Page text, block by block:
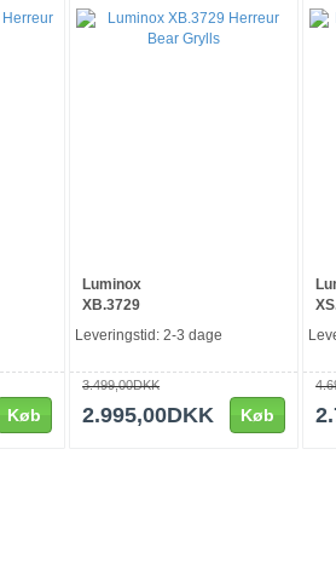
Køb
Luminox
XB.3729
Leveringstid: 2-3 dage
3.499,00DKK
2.995,00DKK Køb